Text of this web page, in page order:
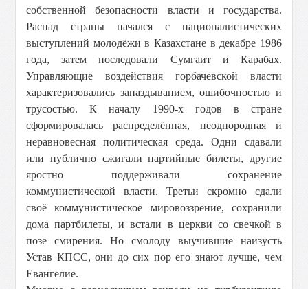
собственной безопасности власти и государства.
Распад страны начался с националистических
выступлений молодёжи в Казахстане в декабре 1986
года, затем последовали Сумгаит и Карабах.
Управляющие воздействия горбачёвской власти
характеризовались запаздыванием, ошибочностью и
трусостью. К началу 1990-х годов в стране
сформировалась распределённая, неоднородная и
неравновесная политическая среда. Одни сдавали
или публично сжигали партийные билеты, другие
яростно поддерживали сохранение
коммунистической власти. Третьи скромно сдали
своё коммунистическое мировоззрение, сохранили
дома партбилеты, и встали в церкви со свечкой в
позе смирения. Но смолоду выучившие наизусть
Устав КПСС, они до сих пор его знают лучше, чем
Евангелие.